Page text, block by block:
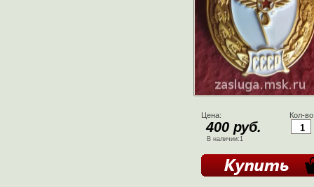
Цена:
400 руб.
В наличии:1
Кол-